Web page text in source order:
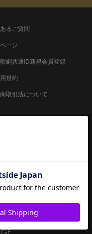
るご質問
ージ
劇共通ID新規会員登録
規約
取引法について